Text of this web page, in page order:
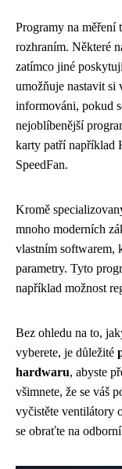
Programy na
rozhraním. Některé
zatímco jiné
umožňuje nastavit si
informováni, pokud
nejoblíbenější
karty patří například
SpeedFan.
Kromě
mnoho moderních
vlastním softwarem,
parametry. Tyto
například možnost
Bez ohledu na to,
vyberete, je důležité
hardwaru, abyste
všimnete, že se váš
vyčistěte ventilátory
se obraťte na